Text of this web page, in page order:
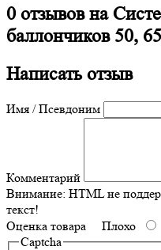
0 отзывов на
баллончиков 50,
Написать отзыв
Имя / Псевдоним
Комментарий
Внимание: HTML не
текст!
Оценка товара Плохо
Captcha